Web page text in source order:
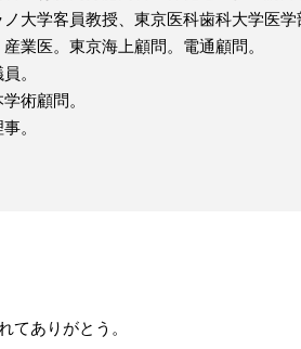
大学客員教授、東京医科歯科大学医学
業医。東京海上顧問。電通顧問。
。
術顧問。
。
てありがとう。